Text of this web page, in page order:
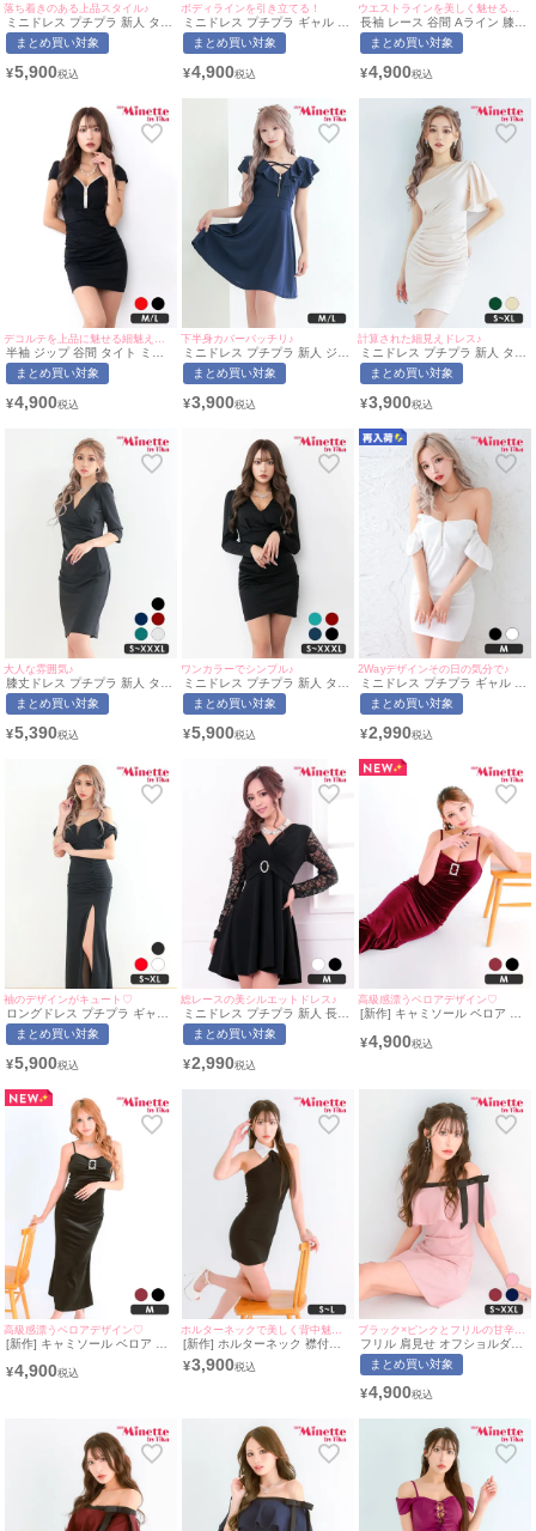
落ち着きのある上品スタイル♪
ミニドレス プチプラ 新人 タイ
ト ワンピース 半袖 低身長 胸
元隠し リボン グレー 黒 キャ
用/S~XXLサイズ対応) |
まとめ買い対象
¥5,900
ボディラインを引き立てる！
ミニドレス プチプラ ギャル タ
イト 長袖 袖あり オフショル
セクシー ラウンジ キャミソー
ボン 総レース 黒 キャバドレス
| myMinette/マイミネット
まとめ買い対象
¥4,900
長袖 レース 谷間 Aライン 膝丈
ドレス (林姫奈妙着用/S~XXXL
対応) | myMinette/マイミネッ
まとめ買い対象
¥4,900
半袖 ジップ 谷間 タイト ミニ
ドレス (ちぴたん着用/M~Lサイ
ズ対応) | myMinette/マイミネ
まとめ買い対象
¥4,900
下半身カバーバッチリ♪
ミニドレス プチプラ 新人 ジッ
プ ワンピース フレア セクシー
半袖 低身長 谷間 チャーム付き
ー キャバドレス (ひなたまる着
まとめ買い対象
¥3,900
計算された細見えドレス♪
ミニドレス プチプラ 新人 タイ
ト ラウンジ ワンショル 半袖
低身長 胸元隠し 同伴 ベージュ
用/S~XLサイズ対応) |
まとめ買い対象
¥3,900
大人な雰囲気♪
膝丈ドレス プチプラ 新人 タイ
ト 袖あり 黒 キャバドレス (あ
おぽん着用/S〜XXXLサイズ対
まとめ買い対象
¥5,390
ワンカラーでシンプル♪
ミニドレス プチプラ 新人 タイ
ト 長袖 ワンピース 低身長 谷
間 スナック 同伴 ブラック キ
XXXLサイズ対応) | myMinette/
まとめ買い対象
¥5,900
2Wayデザインその日の気分で♪
ミニドレス プチプラ ギャル タ
イト ジップ オフショル セクシ
ー ノースリーブ ラウンジ 低身
袖 白 キャバドレス (せいせい
myMinette/マイミネット
まとめ買い対象
¥2,990
袖のデザインがキュート♡
ロングドレス プチプラ ギャル
タイト オフショル スリット セ
クシー ラウンジ キャミソール
バドレス (あおぽん着用/S~XL
ミネット
まとめ買い対象
¥5,900
総レースの美シルエットドレス♪
ミニドレス プチプラ 新人 長袖
ワンピース フレア レース 低身
長 背中魅せ 黒 キャバドレス
myMinette/マイミネット
まとめ買い対象
¥2,990
高級感漂うベロアデザイン♡
[新作] キャミソール ベロア ビ
ングドレス (みのり着用/Mサイ
ズ対応) | myMinette/マイミネ
¥4,900
高級感漂うベロアデザイン♡
[新作] キャミソール ベロア ビ
ドレス (みのり着用/Mサイズ対
応) | myMinette/マイミネット
¥4,900
[新作] ホルターネック 襟付き
タイトドレス (ちぴたん着
用/S~Lサイズ対応) |
¥3,900
フリル 肩見せ オフショルダー
タイトドレス パステルピンク
(ちぴたん着用/S~XXLサイズ対
まとめ買い対象
¥4,900